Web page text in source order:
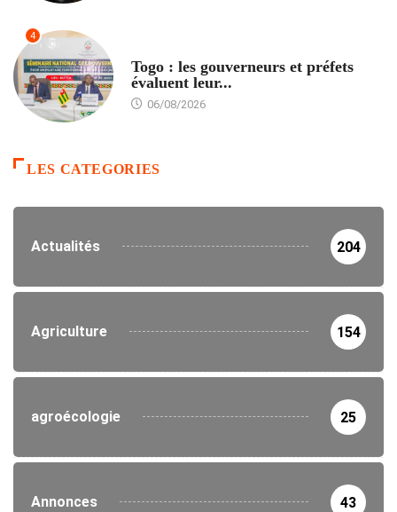
4
Togo : les gouverneurs et préfets
évaluent leur...
06/08/2026
LES CATEGORIES
Actualités 204
Agriculture 154
agroécologie 25
Annonces 43